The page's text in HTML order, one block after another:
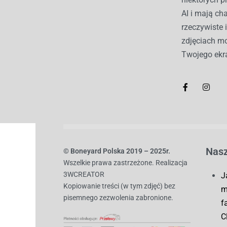
AI i mają
rzeczywiste
zdjęciach
Twojego
© Boneyard Polska 2019 – 2025r.
Wszelkie prawa zastrzeżone. Realizacja
3WCREATOR
Kopiowanie treści (w tym zdjęć) bez
pisemnego zezwolenia zabronione.